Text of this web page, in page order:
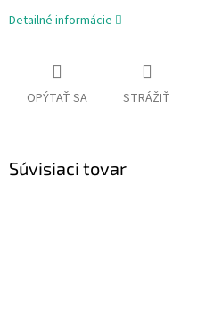
Detailné informácie
OPÝTAŤ SA STRÁŽIŤ
Súvisiaci tovar